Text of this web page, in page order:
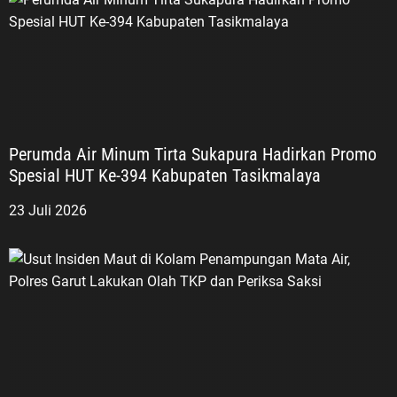
Perumda Air Minum Tirta Sukapura Hadirkan Promo
Spesial HUT Ke-394 Kabupaten Tasikmalaya
23 Juli 2026